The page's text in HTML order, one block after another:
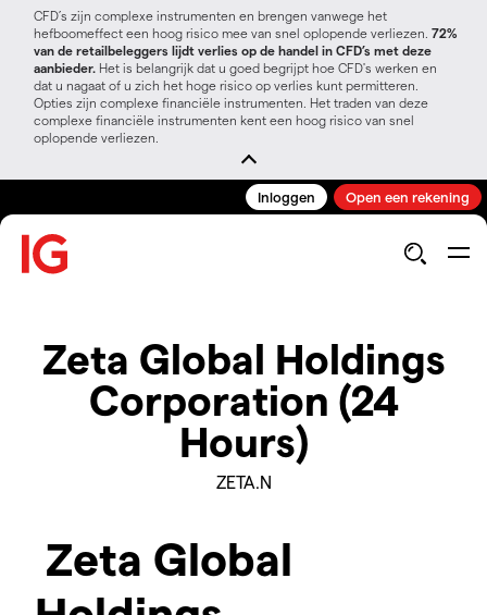
CFD’s zijn complexe instrumenten en brengen vanwege het
hefboomeffect een hoog risico mee van snel oplopende verliezen. 72%
van de retailbeleggers lijdt verlies op de handel in CFD’s met deze
aanbieder. Het is belangrijk dat u goed begrijpt hoe CFD's werken en
dat u nagaat of u zich het hoge risico op verlies kunt permitteren.
Opties zijn complexe financiële instrumenten. Het traden van deze
complexe financiële instrumenten kent een hoog risico van snel
oplopende verliezen.
Inloggen Open een rekening
Zeta Global Holdings
Corporation (24
Hours)
ZETA.N
Zeta Global